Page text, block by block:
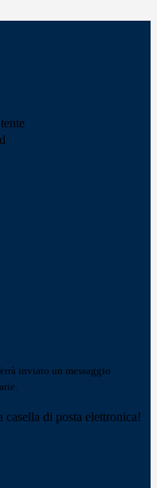
inviato un messaggio
di posta elettronica!